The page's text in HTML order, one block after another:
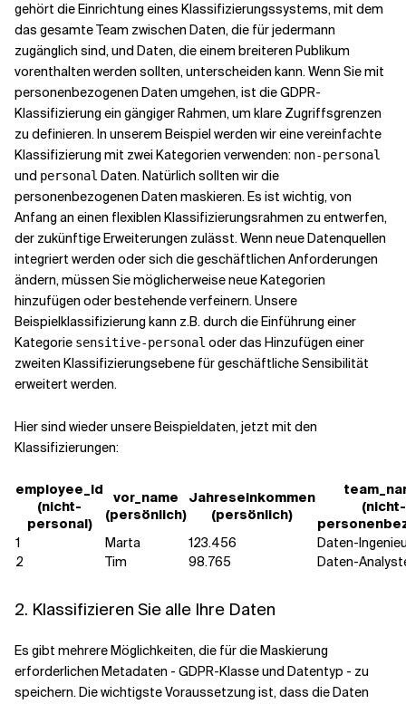
gehört die Einrichtung eines Klassifizierungssystems, mit dem
das gesamte Team zwischen Daten, die für jedermann
zugänglich sind, und Daten, die einem breiteren Publikum
vorenthalten werden sollten, unterscheiden kann. Wenn Sie mit
personenbezogenen Daten umgehen, ist die GDPR-
Klassifizierung ein gängiger Rahmen, um klare Zugriffsgrenzen
zu definieren. In unserem Beispiel werden wir eine vereinfachte
Klassifizierung mit zwei Kategorien verwenden: non-personal
und personal Daten. Natürlich sollten wir die
personenbezogenen Daten maskieren. Es ist wichtig, von
Anfang an einen flexiblen Klassifizierungsrahmen zu entwerfen,
der zukünftige Erweiterungen zulässt. Wenn neue Datenquellen
integriert werden oder sich die geschäftlichen Anforderungen
ändern, müssen Sie möglicherweise neue Kategorien
hinzufügen oder bestehende verfeinern. Unsere
Beispielklassifizierung kann z.B. durch die Einführung einer
Kategorie sensitive-personal oder das Hinzufügen einer
zweiten Klassifizierungsebene für geschäftliche Sensibilität
erweitert werden.
Hier sind wieder unsere Beispieldaten, jetzt mit den
Klassifizierungen:
employee_id
(nicht-
personal)
vor_name
(persönlich)
Jahreseinkommen
(persönlich)
(nicht-
1
Marta 123.456
Daten-
2
Tim 98.765 Daten-
2. Klassifizieren Sie alle Ihre Daten
Es gibt mehrere Möglichkeiten, die für die Maskierung
erforderlichen Metadaten - GDPR-Klasse und Datentyp - zu
speichern. Die wichtigste Voraussetzung ist, dass die Daten